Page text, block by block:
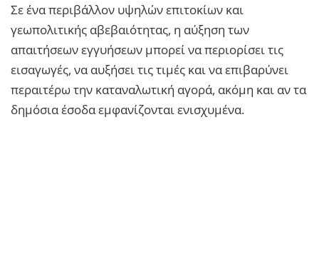
Σε ένα περιβάλλον υψηλών επιτοκίων και
γεωπολιτικής αβεβαιότητας, η αύξηση των
απαιτήσεων εγγυήσεων μπορεί να περιορίσει τις
εισαγωγές, να αυξήσει τις τιμές και να επιβαρύνει
περαιτέρω την καταναλωτική αγορά, ακόμη και αν τα
δημόσια έσοδα εμφανίζονται ενισχυμένα.